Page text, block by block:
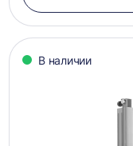
В наличии